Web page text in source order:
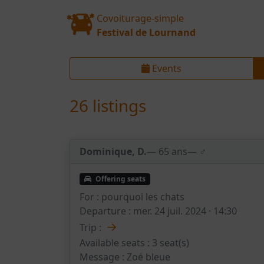
Covoiturage-simple
Festival de Lournand
Events
26 listings
Dominique, D.— 65 ans— ♂️
Offering seats
For : pourquoi les chats
Departure : mer. 24 juil. 2024 · 14:30
Trip : →
Available seats : 3 seat(s)
Message : Zoé bleue